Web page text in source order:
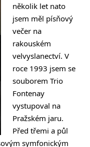
několik let nato
jsem měl písňový
večer na
rakouském
velvyslanectví. V
roce 1993 jsem se
souborem Trio
Fontenay
vystupoval na
Pražském jaru.
Před třemi a půl
symfonickým